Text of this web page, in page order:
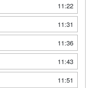
11:22
11:31
11:36
11:43
11:51